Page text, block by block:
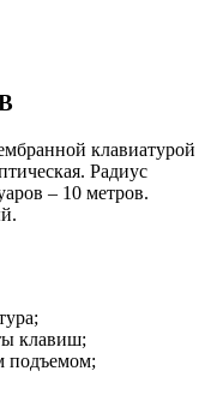
клавиатурой
Радиус
– 10 метров.
клавиш;
подъемом;